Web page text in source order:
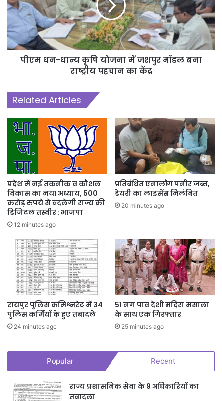
पीएम धन-धान्य कृषि योजना में जशपुर मॉडल बना
राष्ट्रीय पहचान का केंद्र
Related Articles
प्रदेश में नई तकनीक व कौशल
विकास का नया अध्याय, 500
करोड़ रुपये से बदलेगी राज्य की
डिजिटल तस्वीर : भाजपा
12 minutes ago
प्रतिबंधित एनालॉग पनीर जब्त,
डेयरी का लाइसेंस निलंबित
20 minutes ago
रायपुर पुलिस कमिश्नरेट में 34
पुलिस कर्मियों के हुए तबादले
24 minutes ago
51 नग पाव देशी मदिरा मसाला
के साथ एक गिरफ्तार
25 minutes ago
Popular Recent
राज्य प्रशासनिक सेवा के 9 अधिकारियों का
तबादला